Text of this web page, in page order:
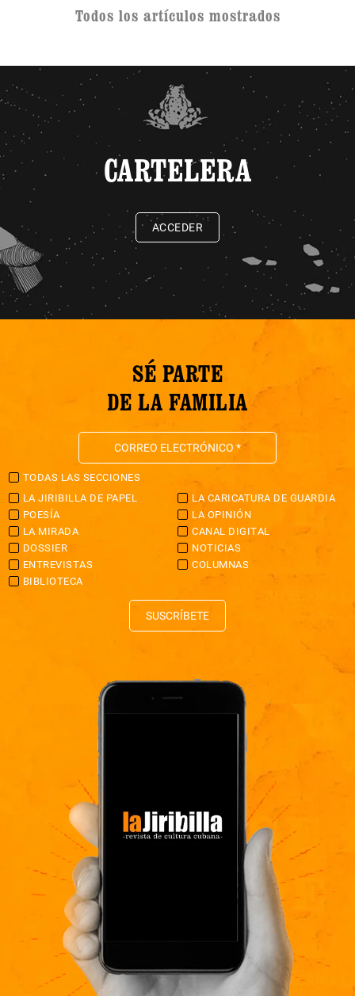
Todos los artículos mostrados
CARTELERA
ACCEDER
SÉ PARTE
DE LA FAMILIA
TODAS LAS SECCIONES
LA JIRIBILLA DE PAPEL
LA CARICATURA DE GUARDIA
POESÍA
LA OPINIÓN
LA MIRADA
CANAL DIGITAL
DOSSIER
NOTICIAS
ENTREVISTAS
COLUMNAS
BIBLIOTECA
SUSCRÍBETE